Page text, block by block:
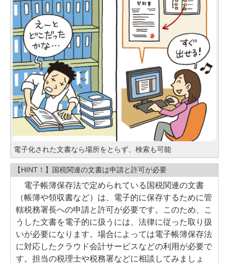
電子化された文書なら場所をとらず、検索も可能
【HINT！】国税関連の文書は申請と許可が必要
電子帳簿保存法で定められている国税関連の文書
（帳簿や領収書など）は、電子的に保存するために管
轄税務署長への申請と許可が必要です。このため、こ
うした文書を電子的に扱うには、法律に従った取り扱
いが必要になります。場合によっては電子帳簿保存法
に対応したクラウド会計サービスなどの利用が必要で
す。担当の税理士や税務署などに相談してみましょ